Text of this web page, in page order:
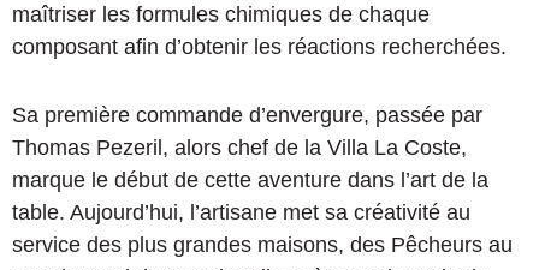
maîtriser les formules chimiques de chaque
composant afin d’obtenir les réactions recherchées.
Sa première commande d’envergure, passée par
Thomas Pezeril, alors chef de la Villa La Coste,
marque le début de cette aventure dans l’art de la
table. Aujourd’hui, l’artisane met sa créativité au
service des plus grandes maisons, des Pêcheurs au